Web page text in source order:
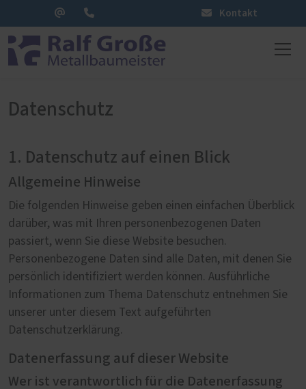
Kontakt
Datenschutz
1. Datenschutz auf einen Blick
Allgemeine Hinweise
Die folgenden Hinweise geben einen einfachen Überblick
darüber, was mit Ihren personenbezogenen Daten
passiert, wenn Sie diese Website besuchen.
Personenbezogene Daten sind alle Daten, mit denen Sie
persönlich identifiziert werden können. Ausführliche
Informationen zum Thema Datenschutz entnehmen Sie
unserer unter diesem Text aufgeführten
Datenschutzerklärung.
Datenerfassung auf dieser Website
Wer ist verantwortlich für die Datenerfassung